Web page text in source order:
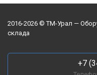
золото вписался в
смотрится дорого-
богато. Темпиратуру
тортики стоят свежие,
не заветриваются,
2016-2026 © ТМ-Урал —
склада
+7